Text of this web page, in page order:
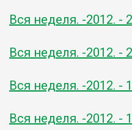
Вся неделя. -2012. -
Вся неделя. -2012. -
Вся неделя. -2012. -
Вся неделя. -2012. -